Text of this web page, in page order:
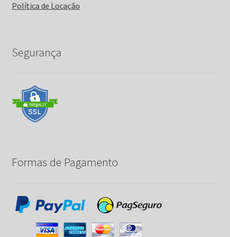
Política de Locação
Segurança
Formas de Pagamento